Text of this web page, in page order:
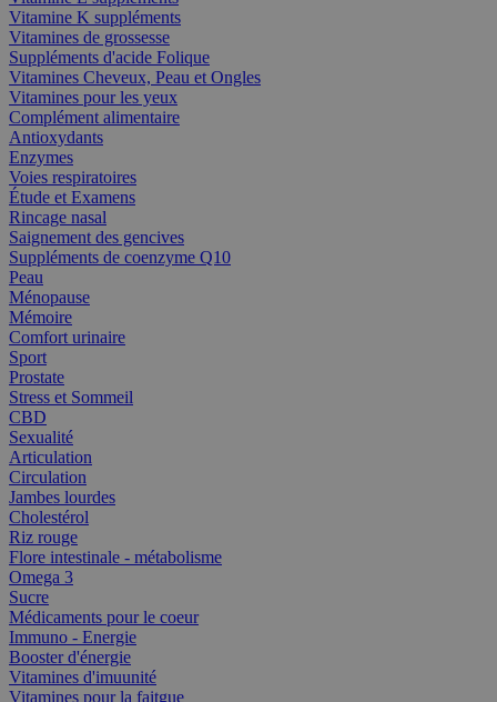
Vitamine K suppléments
Vitamines de grossesse
Suppléments d'acide Folique
Vitamines Cheveux, Peau et Ongles
Vitamines pour les yeux
Complément alimentaire
Antioxydants
Enzymes
Voies respiratoires
Étude et Examens
Rincage nasal
Saignement des gencives
Suppléments de coenzyme Q10
Peau
Ménopause
Mémoire
Comfort urinaire
Sport
Prostate
Stress et Sommeil
CBD
Sexualité
Articulation
Circulation
Jambes lourdes
Cholestérol
Riz rouge
Flore intestinale - métabolisme
Omega 3
Sucre
Médicaments pour le coeur
Immuno - Energie
Booster d'énergie
Vitamines d'imuunité
Vitamines pour la faitgue